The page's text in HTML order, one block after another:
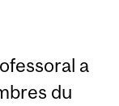
a
du